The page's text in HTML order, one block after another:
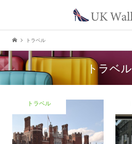
トラベル
トラベル
トラベル